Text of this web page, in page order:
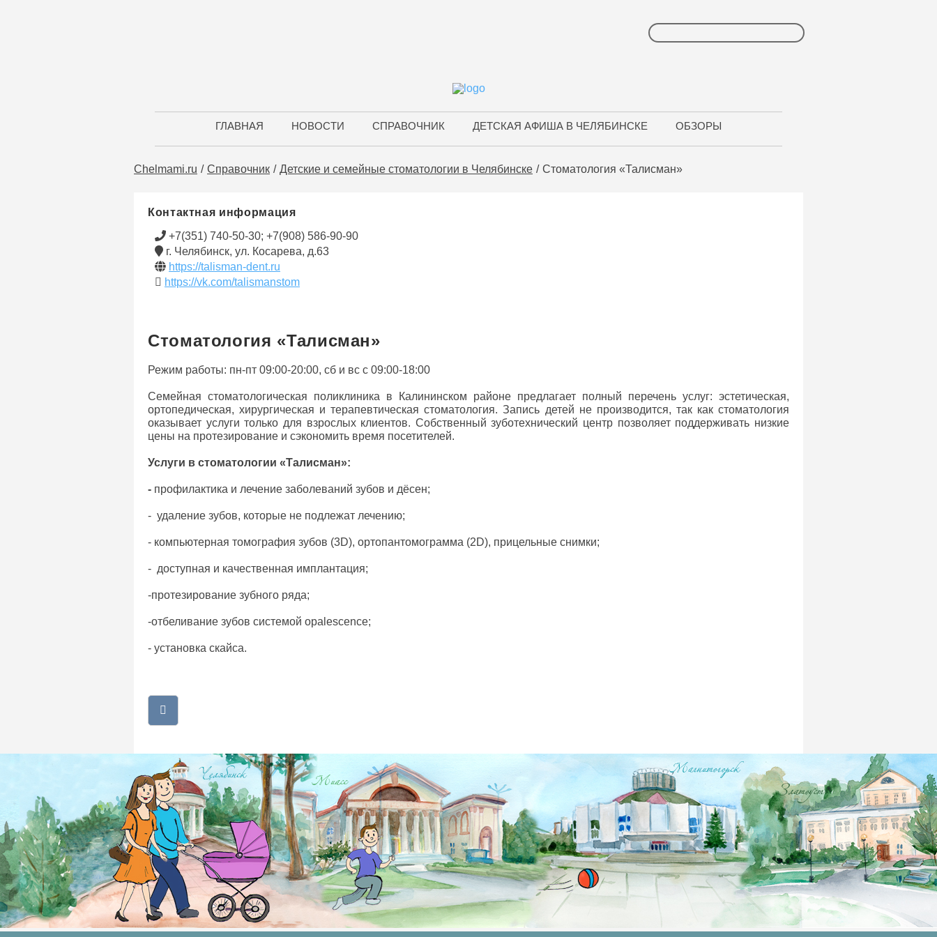
ГЛАВНАЯ НОВОСТИ СПРАВОЧНИК ДЕТСКАЯ АФИША В ЧЕЛЯБИНСКЕ ОБЗОРЫ
Chelmami.ru Справочник Детские и семейные стоматологии в Челябинске Стоматология «Талисман»
Контактная информация
+7(351) 740-50-30; +7(908) 586-90-90
г. Челябинск, ул. Косарева, д.63
https://talisman-dent.ru
https://vk.com/talismanstom
Стоматология «Талисман»
Режим работы: пн-пт 09:00-20:00, сб и вс с 09:00-18:00
Семейная стоматологическая поликлиника в Калининском районе предлагает полный перечень услуг: эстетическая,
ортопедическая, хирургическая и терапевтическая стоматология. Запись детей не производится, так как стоматология
оказывает услуги только для взрослых клиентов. Собственный зуботехнический центр позволяет поддерживать низкие
цены на протезирование и сэкономить время посетителей.
Услуги в стоматологии «Талисман»:
- профилактика и лечение заболеваний зубов и дёсен;
- удаление зубов, которые не подлежат лечению;
- компьютерная томография зубов (3D), ортопантомограмма (2D), прицельные снимки;
- доступная и качественная имплантация;
-протезирование зубного ряда;
-отбеливание зубов системой opalescence;
- установка скайса.